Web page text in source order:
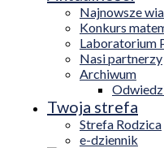
Najnowsze
Konkurs
Laboratorium
Nasi partnerzy
Archiwum
Twoja strefa
Strefa Rodzica
e-dziennik